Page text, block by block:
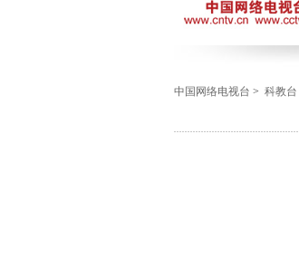
中国网络电视台 > 科教台